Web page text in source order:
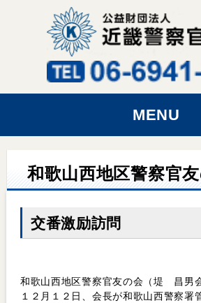
MENU
和歌山西地区警察官
交番激励訪問
和歌山西地区警察官友の会（堤 昌男
１２月１２日、会長が和歌山西警察署